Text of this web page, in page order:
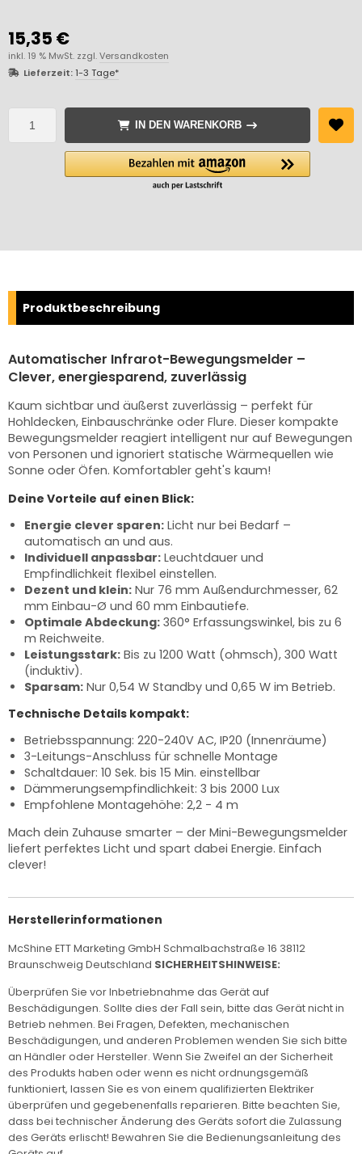
15,35 €
inkl. 19 % MwSt. zzgl.Versandkosten
Lieferzeit:1-3 Tage*
IN DEN WARENKORB
Produktbeschreibung
Automatischer Infrarot-Bewegungsmelder –
Clever, energiesparend, zuverlässig
Kaum sichtbar und äußerst zuverlässig – perfekt für
Hohldecken, Einbauschränke oder Flure. Dieser kompakte
Bewegungsmelder reagiert intelligent nur auf Bewegungen
von Personen und ignoriert statische Wärmequellen wie
Sonne oder Öfen. Komfortabler geht's kaum!
Deine Vorteile auf einen Blick:
Energie clever sparen: Licht nur bei Bedarf –
automatisch an und aus.
Individuell anpassbar: Leuchtdauer und
Empfindlichkeit flexibel einstellen.
Dezent und klein: Nur 76 mm Außendurchmesser, 62
mm Einbau-Ø und 60 mm Einbautiefe.
Optimale Abdeckung: 360° Erfassungswinkel, bis zu 6
m Reichweite.
Leistungsstark: Bis zu 1200 Watt (ohmsch), 300 Watt
(induktiv).
Sparsam: Nur 0,54 W Standby und 0,65 W im Betrieb.
Technische Details kompakt:
Betriebsspannung: 220-240V AC, IP20 (Innenräume)
3-Leitungs-Anschluss für schnelle Montage
Schaltdauer: 10 Sek. bis 15 Min. einstellbar
Dämmerungsempfindlichkeit: 3 bis 2000 Lux
Empfohlene Montagehöhe: 2,2 - 4 m
Mach dein Zuhause smarter – der Mini-Bewegungsmelder
liefert perfektes Licht und spart dabei Energie. Einfach
clever!
Herstellerinformationen
McShine ETT Marketing GmbH Schmalbachstraße 16 38112
Braunschweig Deutschland SICHERHEITSHINWEISE:
Überprüfen Sie vor Inbetriebnahme das Gerät auf
Beschädigungen. Sollte dies der Fall sein, bitte das Gerät nicht in
Betrieb nehmen. Bei Fragen, Defekten, mechanischen
Beschädigungen, und anderen Problemen wenden Sie sich bitte
an Händler oder Hersteller. Wenn Sie Zweifel an der Sicherheit
des Produkts haben oder wenn es nicht ordnungsgemäß
funktioniert, lassen Sie es von einem qualifizierten Elektriker
überprüfen und gegebenenfalls reparieren. Bitte beachten Sie,
dass bei technischer Änderung des Geräts sofort die Zulassung
des Geräts erlischt! Bewahren Sie die Bedienungsanleitung des